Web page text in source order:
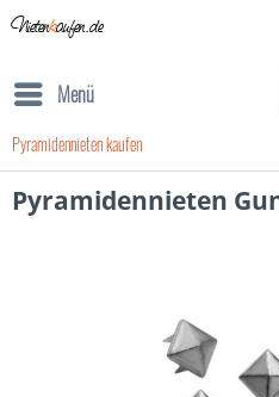
Nietenkaufen.de
Menü
Pyramidennieten kaufen
Pyramidennieten